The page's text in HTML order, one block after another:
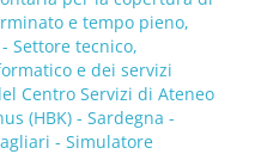
e tempo pieno,
Settore tecnico,
e dei servizi
Centro Servizi di Ateneo
(HBK) - Sardegna -
- Simulatore